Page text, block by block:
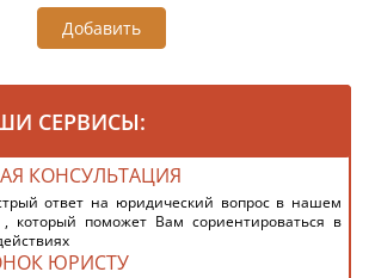
Добавить
СЕРВИСЫ:
КОНСУЛЬТАЦИЯ
ответ на юридический вопрос в нашем
, который поможет Вам сориентироваться в
ЮРИСТУ